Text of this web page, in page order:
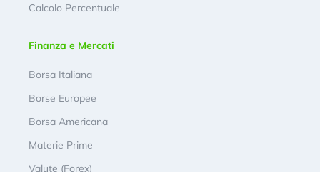
Calcolo Percentuale
Finanza e Mercati
Borsa Italiana
Borse Europee
Borsa Americana
Materie Prime
Valute (Forex)